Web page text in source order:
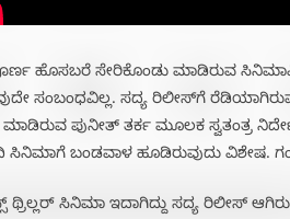
ಹೊಸಬರೆ ಸೇರಿಕೊಂಡು ಮಾಡಿರುವ
ಸಂಬಂಧವಿಲ್ಲ. ಸದ್ಯ ರಿಲೀಸ್‌ಗೆ
ಪುನೀತ್ ತರ್ಕ ಮೂಲಕ ಸ್ವತಂತ್ರ
ಬಂಡವಾಳ ಹೂಡಿರುವುದು ವಿಶೇಷ.
ಥ್ರಿಲ್ಲರ್ ಸಿನಿಮಾ ಇದಾಗಿದ್ದು ಸದ್ಯ ರಿಲೀಸ್